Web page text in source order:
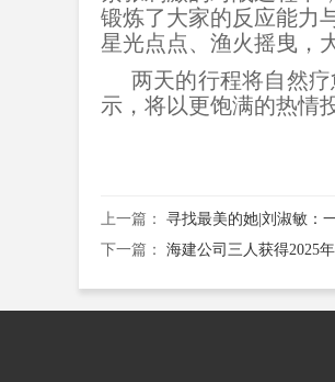
锻炼了大家的反应能力
星光点点、渔火摇曳，
两天的行程将自然
示，将以更饱满的热情
上一篇： 寻找最美的她|刘淑敏：
下一篇： 海建公司三人获得2025